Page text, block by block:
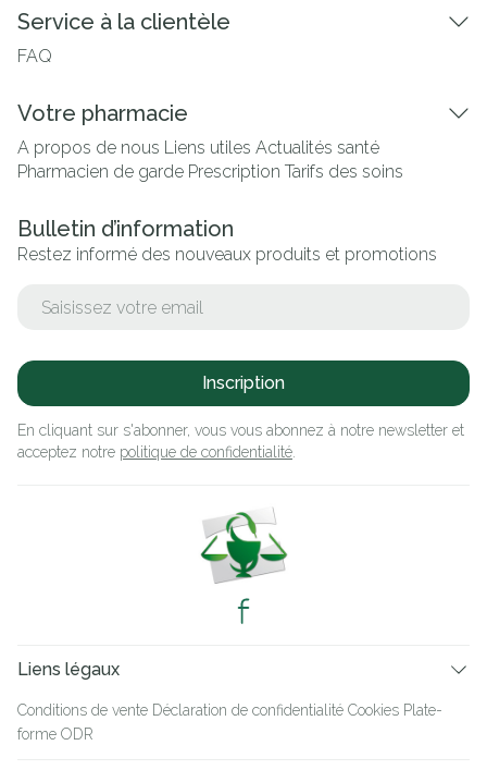
Service à la clientèle
FAQ
Votre pharmacie
A propos de nous Liens utiles Actualités santé
Pharmacien de garde Prescription Tarifs des soins
Bulletin d’information
Restez informé des nouveaux produits et promotions
Inscription
En cliquant sur s'abonner, vous vous abonnez à notre newsletter et
acceptez notre politique de confidentialité
Liens légaux
Conditions de vente Déclaration de confidentialité Cookies Plate-
forme ODR